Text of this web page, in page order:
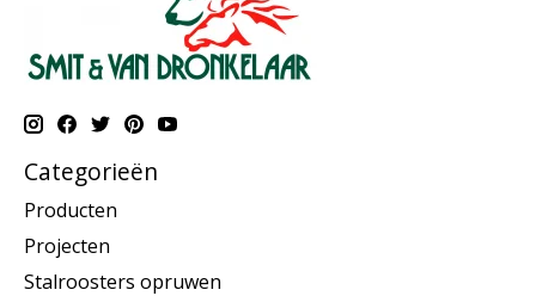
Categorieën
Producten
Projecten
Stalroosters opruwen